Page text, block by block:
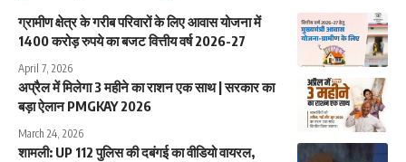
ग्रामीण क्षेत्र के गरीब परिवारों के लिए आवास योजना में
1400 करोड़ रुपये का बजट वित्तीय वर्ष 2026-27
April 7, 2026
अप्रैल में मिलेगा 3 महीने का राशन एक साथ | सरकार का
बड़ा ऐलान PMGKAY 2026
March 24, 2026
शामली: UP 112 पुलिस की दबंगई का वीडियो वायरल,